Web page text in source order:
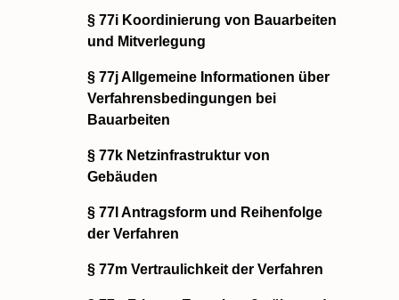
§ 77i Koordinierung von Bauarbeiten
und Mitverlegung
§ 77j Allgemeine Informationen über
Verfahrensbedingungen bei
Bauarbeiten
§ 77k Netzinfrastruktur von
Gebäuden
§ 77l Antragsform und Reihenfolge
der Verfahren
§ 77m Vertraulichkeit der Verfahren